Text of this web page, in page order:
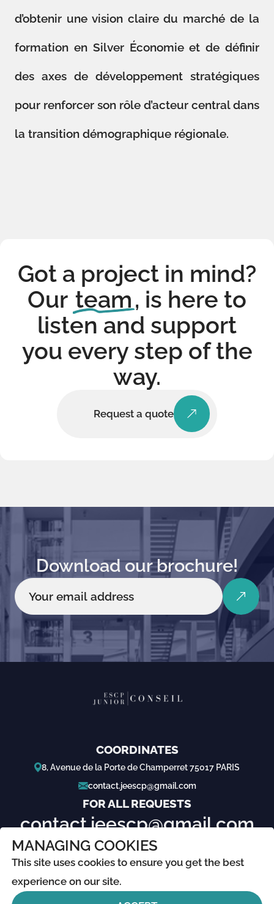
MANAGING COOKIES
This site uses cookies to ensure you get the best
experience on our site.
d’obtenir une vision claire du marché de la
formation en Silver Économie et de définir
des axes de développement stratégiques
pour renforcer son rôle d’acteur central dans
la transition démographique régionale.
Got a project in mind?
Our team, is here to
listen and support
you every step of the
way.
Request a quote
Download our brochure!
COORDINATES
8, Avenue de la Porte de Champerret 75017 PARIS
contact.jeescp@gmail.com
FOR ALL REQUESTS
contact.jeescp@gmail.com
ABOUT
Legal information
Confidentiality policies